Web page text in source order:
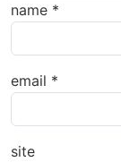
name *
email *
site